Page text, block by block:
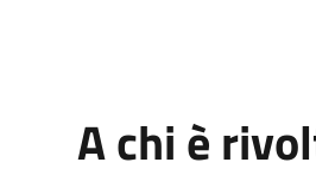
A chi è